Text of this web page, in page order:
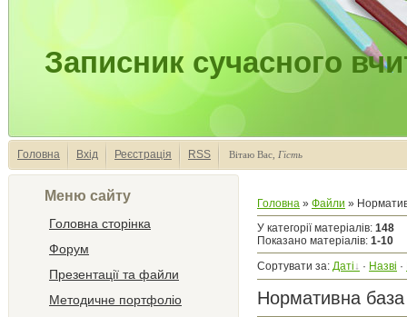
Записник сучасного
Головна Вхід Реєстрація RSS Вітаю Вас Гість
Меню сайту
Головна сторінка
Форум
Презентації та файли
Методичне портфоліо
Головна » Файли »
У категорії матеріалів: 148
Показано матеріалів: 1-10
Сортувати за: Даті · Назві ·
Нормативна база